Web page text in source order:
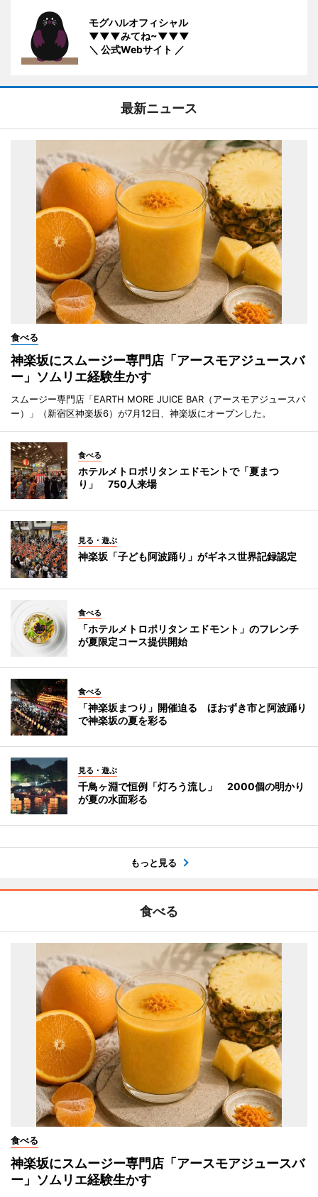
モグハルオフィシャル
▼▼▼みてね~▼▼▼
＼ 公式Webサイト ／
最新ニュース
食べる
神楽坂にスムージー専門店「アースモアジュースバ
ー」ソムリエ経験生かす
スムージー専門店「EARTH MORE JUICE BAR（アースモアジュースバ
ー）」（新宿区神楽坂6）が7月12日、神楽坂にオープンした。
食べる
ホテルメトロポリタン エドモントで「夏まつ
り」 750人来場
見る・遊ぶ
神楽坂「子ども阿波踊り」がギネス世界記録認定
食べる
「ホテルメトロポリタン エドモント」のフレンチ
が夏限定コース提供開始
食べる
「神楽坂まつり」開催迫る ほおずき市と阿波踊り
で神楽坂の夏を彩る
見る・遊ぶ
千鳥ヶ淵で恒例「灯ろう流し」 2000個の明かり
が夏の水面彩る
もっと見る
食べる
食べる
神楽坂にスムージー専門店「アースモアジュースバ
ー」ソムリエ経験生かす